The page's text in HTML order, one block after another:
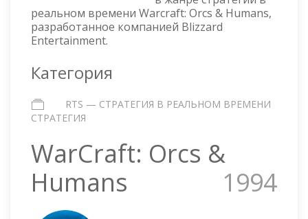
реальном времени Warcraft: Orcs & Humans,
разработанное компанией Blizzard
Entertainment.
Категория
RTS — СТРАТЕГИЯ В РЕАЛЬНОМ ВРЕМЕНИ
СТРАТЕГИЯ
WarCraft: Orcs &
Humans
1994